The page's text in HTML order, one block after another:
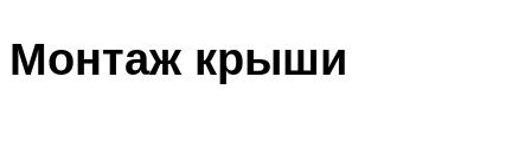
Монтаж крыши